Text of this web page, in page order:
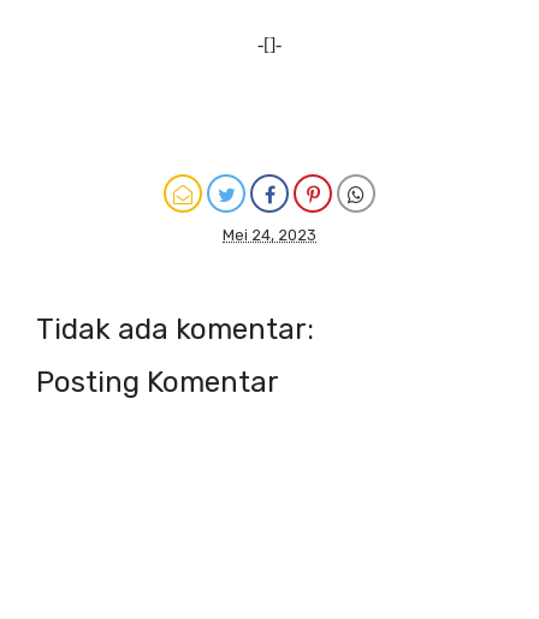
-[]-
Mei 24, 2023
Tidak ada komentar:
Posting Komentar